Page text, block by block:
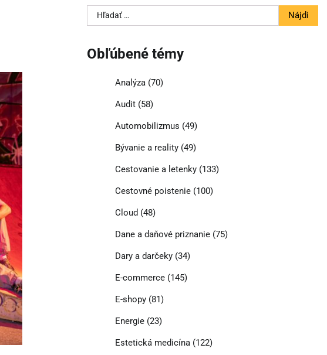
Hľadať:
Obľúbené témy
Analýza(70)
Audit(58)
Automobilizmus (49)
Bývanie a reality(49)
Cestovanie a letenky(133)
Cestovné poistenie(100)
Cloud (48)
Dane a daňové priznanie(75)
Dary a darčeky(34)
E-commerce(145)
E-shopy(81)
Energie(23)
Estetická medicína(122)